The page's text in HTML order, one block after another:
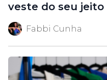
veste do seu jeito
Fabbi Cunha